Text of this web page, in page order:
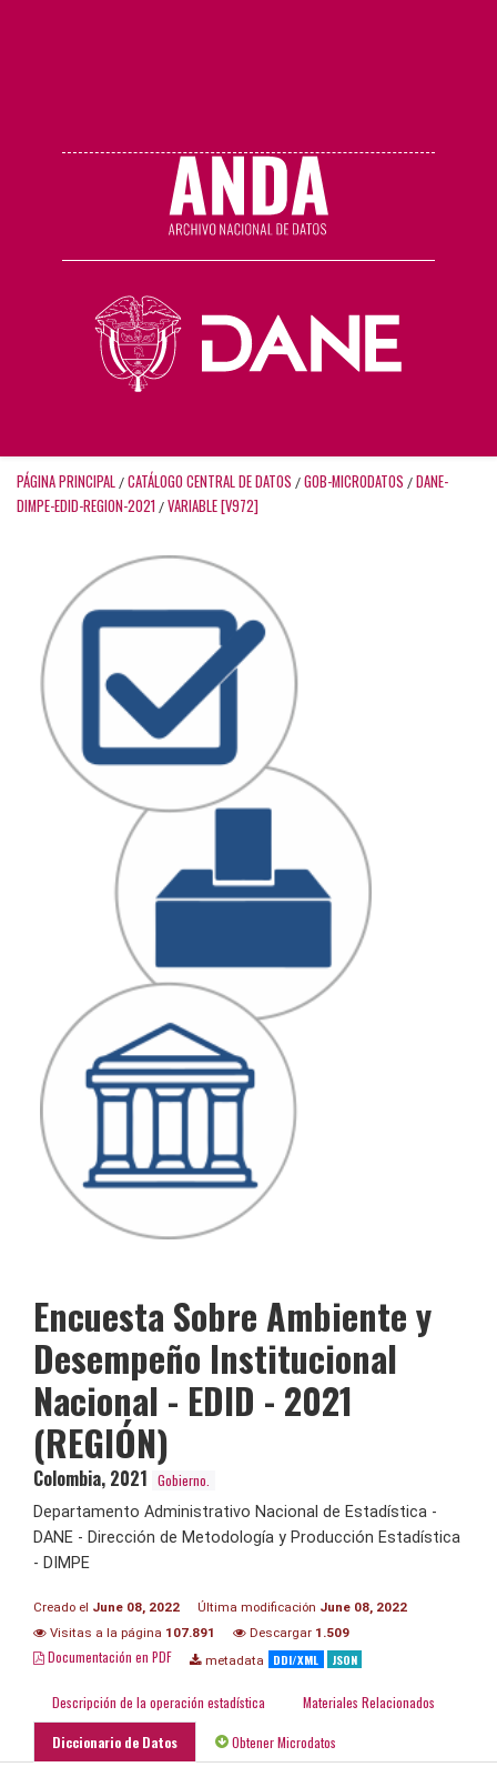
PÁGINA PRINCIPAL / CATÁLOGO CENTRAL DE DATOS / GOB-MICRODATOS / DANE-
DIMPE-EDID-REGION-2021 / VARIABLE [V972]
Encuesta Sobre Ambiente y
Desempeño Institucional
Nacional - EDID - 2021
(REGIÓN)
Colombia, 2021 Gobierno.
Departamento Administrativo Nacional de Estadística -
DANE - Dirección de Metodología y Producción Estadística
- DIMPE
Creado el June 08, 2022 Última modificación June 08, 2022
Visitas a la página 107.891 Descargar 1.509
Documentación en PDF metadata DDI/XML JSON
Descripción de la operación estadística Materiales Relacionados
Diccionario de Datos Obtener Microdatos